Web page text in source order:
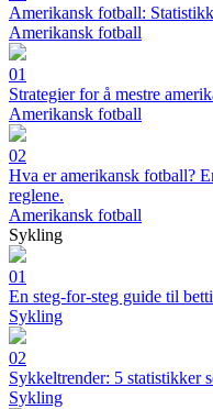
Amerikansk fotball:
Amerikansk fotball
01
Strategier for å mestre
Amerikansk fotball
02
Hva er amerikansk fotball?
reglene.
Amerikansk fotball
Sykling
01
En steg-for-steg guide til
Sykling
02
Sykkeltrender: 5 statistikker
Sykling